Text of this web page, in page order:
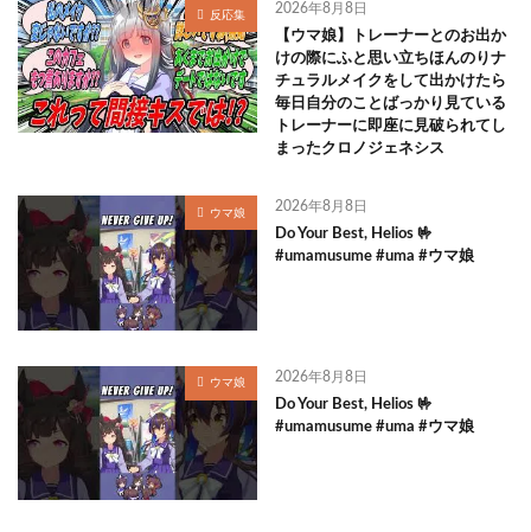
反応集 2026年8月8日
【ウマ娘】トレーナーとのお出か
けの際にふと思い立ちほんのりナ
チュラルメイクをして出かけたら
毎日自分のことばっかり見ている
トレーナーに即座に見破られてし
まったクロノジェネシス
ウマ娘 2026年8月8日
Do Your Best, Helios 🤟
#umamusume #uma #ウマ娘
ウマ娘 2026年8月8日
Do Your Best, Helios 🤟
#umamusume #uma #ウマ娘